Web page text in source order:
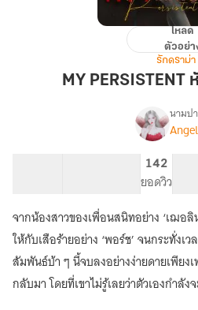
PERSISTENT
หัวใจ
โหลด
ตัวอย่า
รักดราม่า
MY PERSISTENT
เรื่อง
กำ
รัก
นามป
142
ยอดวิว
จากน้องสาวของเพื่อนสนิทอย่าง ‘เฌอ
ให้กับเสือร้ายอย่าง ‘พอร์ช’ จนกระทั่งเ
สัมพันธ์บ้า ๆ นี้จบลงอย่างง่ายดายเพียงเ
กลับมา โดยที่เขาไม่รู้เลยว่าตัวเองกำลั